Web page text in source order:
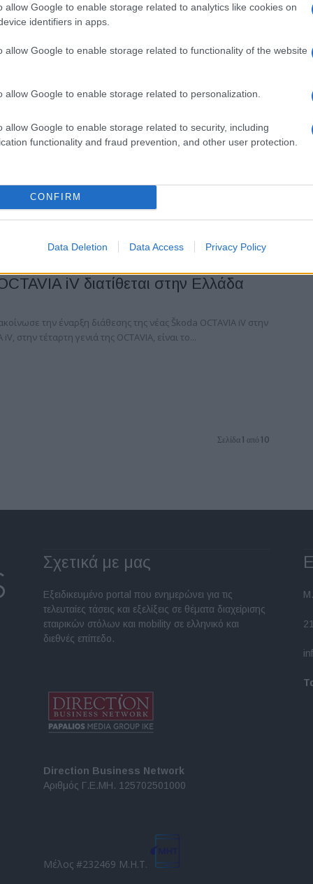
allow Google to enable storage related to analytics like cookies on
identifiers in apps.
allow Google to enable storage related to functionality of the website
allow Google to enable storage related to personalization.
allow Google to enable storage related to security, including
functionality and fraud prevention, and other user protection.
CONFIRM
Data Deletion Data Access Privacy Policy
ίδια γραμμή με OCTAVIA και
OCTAVIA και το KAROQ. Για πρώτη φορά στο...
τιμόνι της νέας Škoda OCTAVIA
νέα OCTAVIA με ένα διάκτινο τιμόνι που ξεχωρίζει με την
σε μία ευθεία δίνοντας την εντύπωση...
iV διατίθεται στην Ελλάδα
την έναρξη διάθεσης της νέας Škoda OCTAVIA iV στην
στην τέταρτη γενιά της OCTAVIA, είναι το...
Σελίδα 1 από 10
Σχετικά με μας
Εξειδικευμένο portal που ενημερώνει για τις
τελευταίες τάσεις και εξελίξεις σε θέματα διαχείρισης
εταιρικών στόλων και mobility σε ελληνικό και
διεθνές επίπεδο.
Direction Business Network
Αριθμός Γ.Ε.ΜΗ. 125702501000
Μέλος #232469 Μ.Η.Τ.